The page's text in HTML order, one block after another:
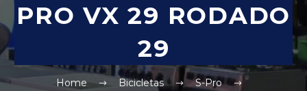
PRO VX 29 RODADO
29
Home Bicicletas
S-Pro